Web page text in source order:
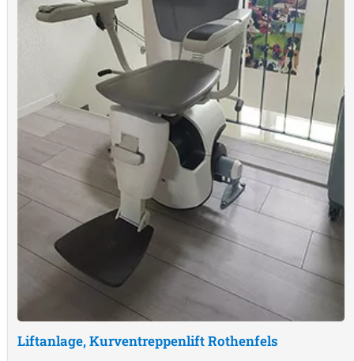
Liftanlage, KurventreppenliftRothenfels